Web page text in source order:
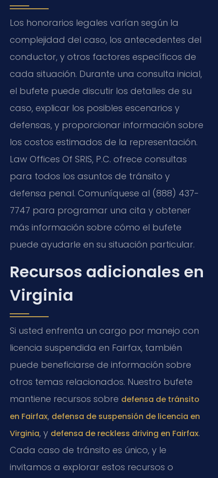
Los honorarios legales varían según la
complejidad del caso, los antecedentes del
conductor, y otros factores específicos de
cada situación. Durante una consulta inicial,
el bufete puede discutir los detalles de su
caso, explicar los posibles escenarios y
defensas, y proporcionar información sobre
los costos estimados de la representación.
Law Offices Of SRIS, P.C. ofrece consultas
para todos los asuntos de tránsito y
defensa penal. Comuníquese al (888) 437-
7747 para programar una cita y obtener
más información sobre cómo el bufete
puede ayudarle en su situación particular.
Recursos adicionales en
Virginia
Si usted enfrenta un cargo por manejo con
licencia suspendida en Fairfax, también
puede beneficiarse de información sobre
otros temas relacionados. Nuestro bufete
mantiene recursos sobre defensa de tránsito
en Fairfax, defensa de suspensión de licencia en
Virginia, y defensa de reckless driving en Fairfax.
Cada caso de tránsito es único, y le
invitamos a explorar estos recursos o